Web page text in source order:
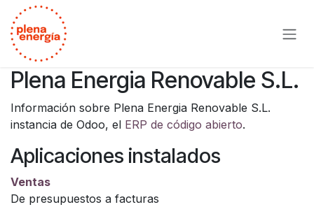
Ir al contenido
Plena Energia Renovable S.L.
Información sobre Plena Energia Renovable S.L.
instancia de Odoo, el ERP de código abierto.
Aplicaciones instalados
Ventas
De presupuestos a facturas